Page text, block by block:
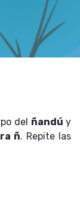
del ñandú y
ñ. Repite las